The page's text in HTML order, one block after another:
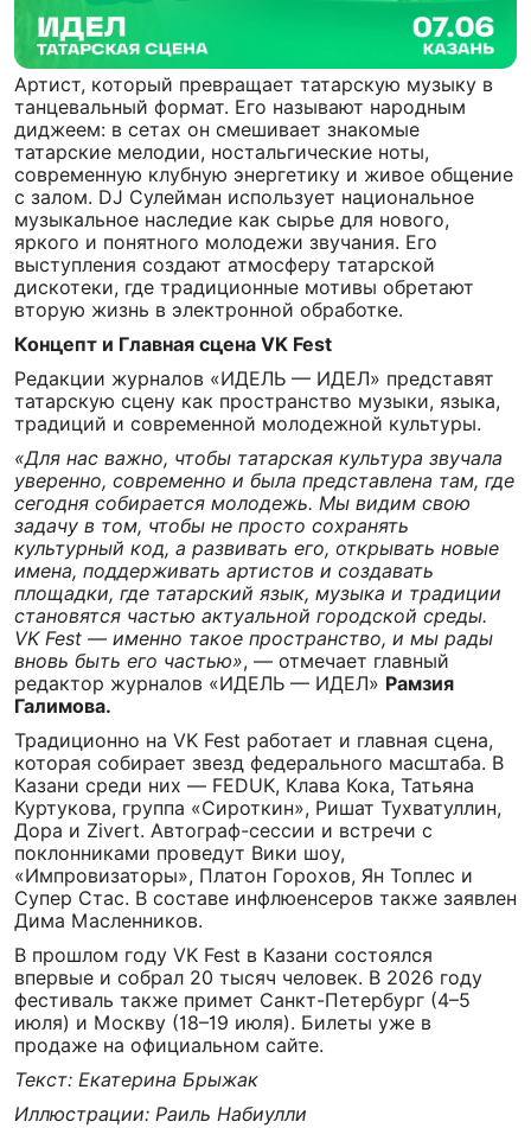
Артист, который превращает татарскую музыку в
танцевальный формат. Его называют народным
диджеем: в сетах он смешивает знакомые
татарские мелодии, ностальгические ноты,
современную клубную энергетику и живое общение
с залом. DJ Сулейман использует национальное
музыкальное наследие как сырье для нового,
яркого и понятного молодежи звучания. Его
выступления создают атмосферу татарской
дискотеки, где традиционные мотивы обретают
вторую жизнь в электронной обработке.
Концепт и Главная сцена VK Fest
Редакции журналов «ИДЕЛЬ — ИДЕЛ» представят
татарскую сцену как пространство музыки, языка,
традиций и современной молодежной культуры.
«Для нас важно, чтобы татарская культура звучала
уверенно, современно и была представлена там, где
сегодня собирается молодежь. Мы видим свою
задачу в том, чтобы не просто сохранять
культурный код, а развивать его, открывать новые
имена, поддерживать артистов и создавать
площадки, где татарский язык, музыка и традиции
становятся частью актуальной городской среды.
VK Fest — именно такое пространство, и мы рады
вновь быть его частью», — отмечает главный
редактор журналов «ИДЕЛЬ — ИДЕЛ» Рамзия
Галимова.
Традиционно на VK Fest работает и главная сцена,
которая собирает звезд федерального масштаба. В
Казани среди них — FEDUK, Клава Кока, Татьяна
Куртукова, группа «Сироткин», Ришат Тухватуллин,
Дора и Zivert. Автограф-сессии и встречи с
поклонниками проведут Вики шоу,
«Импровизаторы», Платон Горохов, Ян Топлес и
Супер Стас. В составе инфлюенсеров также заявлен
Дима Масленников.
В прошлом году VK Fest в Казани состоялся
впервые и собрал 20 тысяч человек. В 2026 году
фестиваль также примет Санкт-Петербург (4–5
июля) и Москву (18–19 июля). Билеты уже в
продаже на официальном сайте.
Текст: Екатерина Брыжак
Иллюстрации: Раиль Набиулли